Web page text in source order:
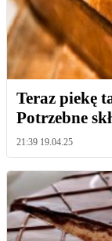
Teraz piekę
Potrzebne
21:39 19.04.25